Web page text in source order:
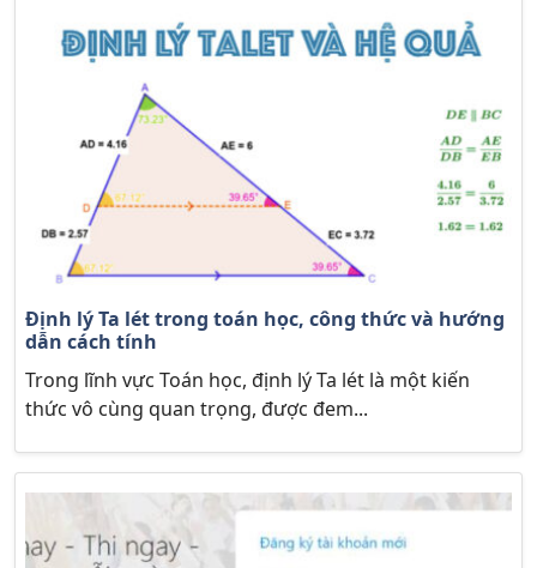
Định lý Ta lét trong toán học, công thức và hướng
dẫn cách tính
Trong lĩnh vực Toán học, định lý Ta lét là một kiến
thức vô cùng quan trọng, được đem...